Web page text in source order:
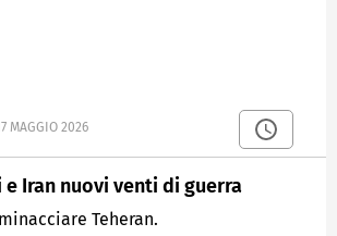
MAGGIO 2026
e Iran nuovi venti di guerra
Teheran.